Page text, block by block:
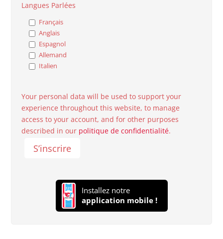
Langues Parlées
Français
Anglais
Espagnol
Allemand
Italien
Your personal data will be used to support your
experience throughout this website, to manage
access to your account, and for other purposes
described in our politique de confidentialité.
S’inscrire
Installez notre
application mobile !